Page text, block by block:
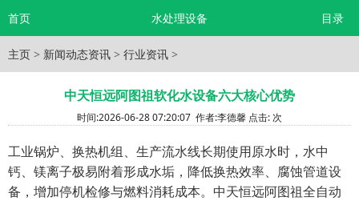
首页 水处理设备 目录
主页 > 新闻动态资讯 > 行业资讯 >
中天恒远阿图祖软化水设备六大核心优势
时间:2026-06-28 07:20:07 作者:李德馨 点击: 次
工业锅炉、换热机组、生产流水线长期使用原水时，水中
钙、镁离子极易附着形成水垢，降低换热效率、腐蚀管道设
备，增加停机检修与燃料消耗成本。中天恒远阿图祖全自动